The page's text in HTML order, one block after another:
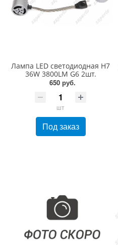
Лампа LED светодиодная H7
36W 3800LM G6 2шт.
650 руб.
шт
Под заказ